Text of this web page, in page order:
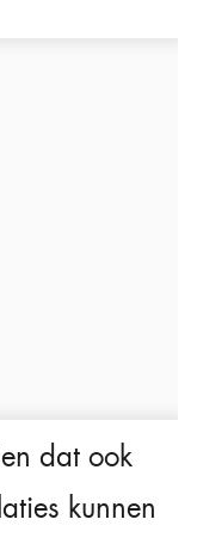
dat ook
kunnen